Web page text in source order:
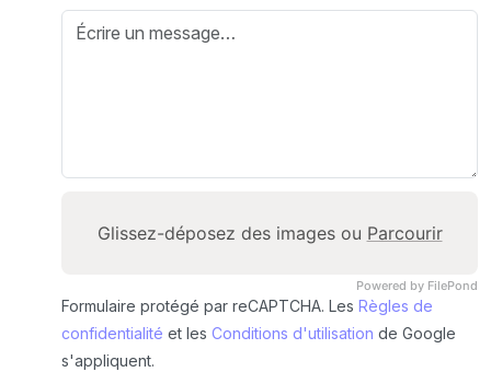
Powered by FilePond
Glissez-déposez des images ou Parcourir
Formulaire protégé par reCAPTCHA. Les Règles de
confidentialité et les Conditions d'utilisation de Google
s'appliquent.